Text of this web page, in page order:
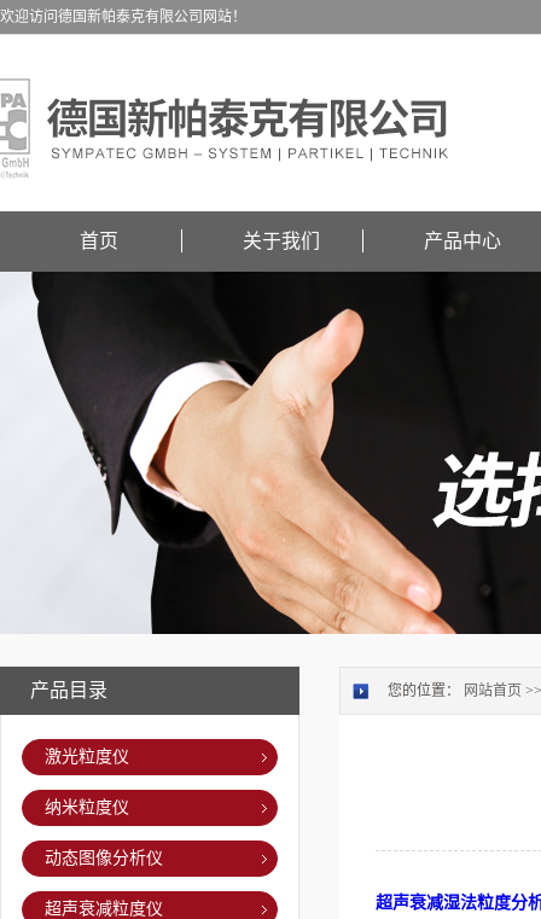
欢迎访问德国新帕泰克有限公司网站！
首页 关于我们 产品中心
产品目录
激光粒度仪
纳米粒度仪
动态图像分析仪
超声衰减粒度仪
您的位置： 网站首页
超声衰减湿法粒度分